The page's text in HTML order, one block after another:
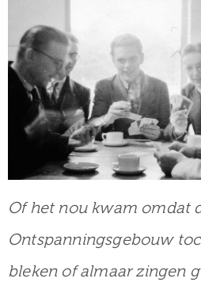
Of het nou kwam omdat
Ontspanningsgebouw
bleken of almaar zingen